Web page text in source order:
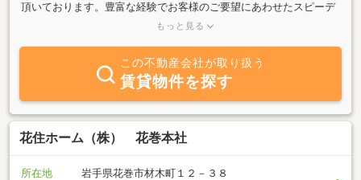
頂いております。豊富な経験でお客様のご要望にあわせたスピーデ
ィな対応を心掛けております。是非、お気軽にお問い合わせご相談
もっと見る
この不動産会社が取り扱う
賃貸物件を探す
花住ホーム（株） 花巻本社
所在地
岩手県花巻市材木町１２－３８